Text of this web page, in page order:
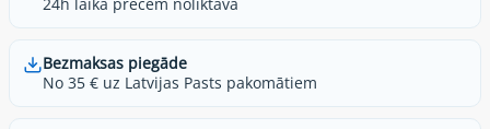
Bezmaksas piegāde
No 35 € uz Latvijas Pasts pakomātiem